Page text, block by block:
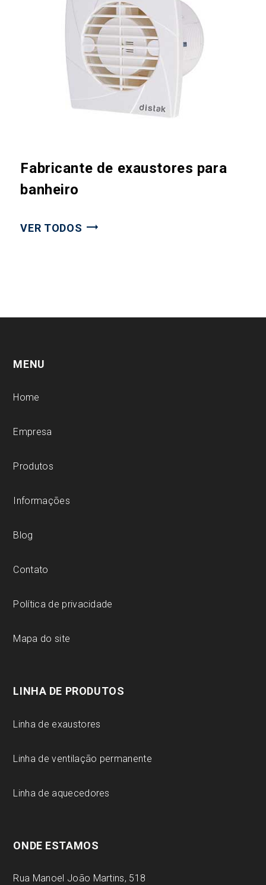
Fabricante de exaustores para
banheiro
VER TODOS
MENU
Home
Empresa
Produtos
Informações
Blog
Contato
Política de privacidade
Mapa do site
LINHA DE PRODUTOS
Linha de exaustores
Linha de ventilação permanente
Linha de aquecedores
ONDE ESTAMOS
Rua Manoel João Martins, 518